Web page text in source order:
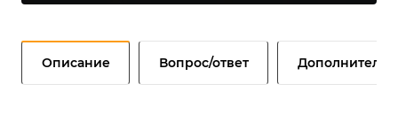
Описание Вопрос/ответ